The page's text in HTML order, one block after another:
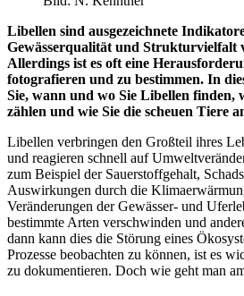
Libellen sind ausgezeichnete
Gewässerqualität und Strukturvielfalt
Allerdings ist es oft eine
fotografieren und zu bestimmen. In
Sie, wann und wo Sie Libellen
zählen und wie Sie die scheuen Tiere
Libellen verbringen den Großteil ihres
und reagieren schnell auf
zum Beispiel der Sauerstoffgehalt,
Auswirkungen durch die
Veränderungen der Gewässer- und
bestimmte Arten verschwinden und
dann kann dies die Störung eines
Prozesse beobachten zu können, ist es
zu dokumentieren. Doch wie geht man